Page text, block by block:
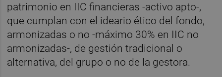
patrimonio en IIC financieras -activo apto-,
que cumplan con el ideario ético del fondo,
armonizadas o no -máximo 30% en IIC no
armonizadas-, de gestión tradicional o
alternativa, del grupo o no de la gestora.